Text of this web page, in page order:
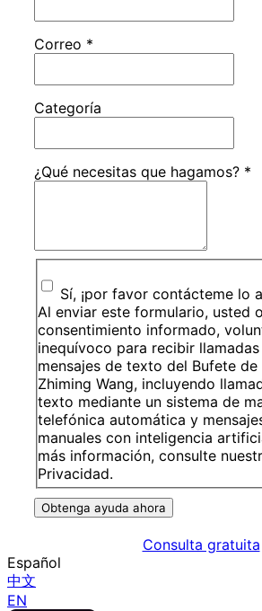
Correo *
Categoría
¿Qué necesitas que hagamos? *
Sí, ¡por favor contácteme lo
Al enviar este formulario, usted
consentimiento informado,
inequívoco para recibir
mensajes de texto del Bufete
Zhiming Wang, incluyendo
texto mediante un sistema de
telefónica automática y
manuales con inteligencia
más información, consulte
Privacidad.
Obtenga ayuda ahora
Consulta gratuita
Español
中文
EN